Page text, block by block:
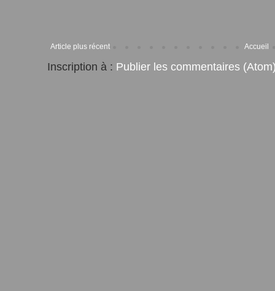
Article plus récent Accueil
Inscription à : Publier les commentaires